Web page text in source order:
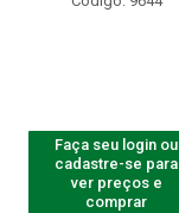
Faça seu login ou
cadastre-se para
ver preços e
comprar